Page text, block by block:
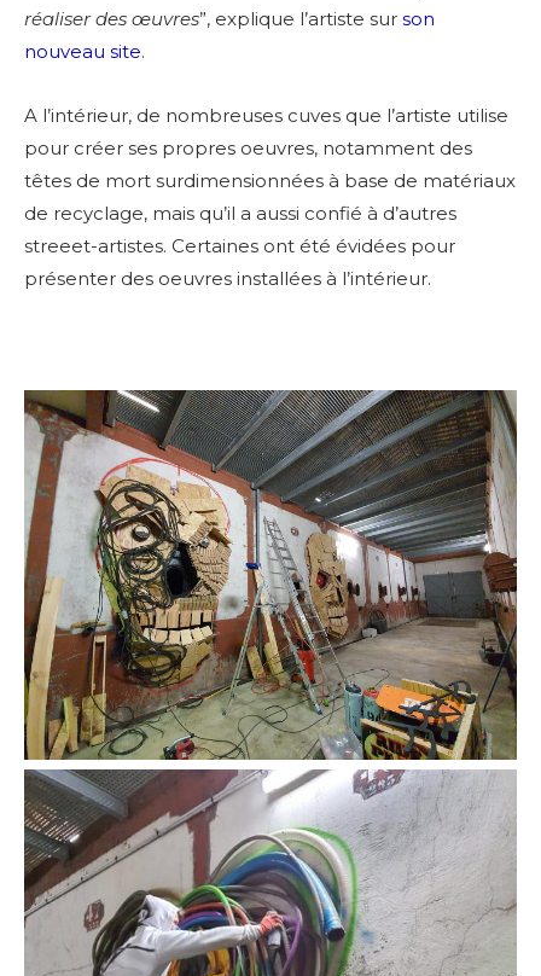
réaliser des œuvres”, explique l’artiste sur son
nouveau site.
A l’intérieur, de nombreuses cuves que l’artiste utilise
pour créer ses propres oeuvres, notamment des
têtes de mort surdimensionnées à base de matériaux
de recyclage, mais qu’il a aussi confié à d’autres
streeet-artistes. Certaines ont été évidées pour
présenter des oeuvres installées à l’intérieur.